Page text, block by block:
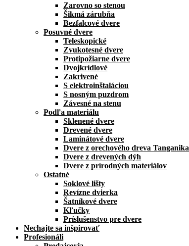
Zarovno so stenou
Šikmá zárubňa
Bezfalcové dvere
Posuvné dvere
Teleskopické
Zvukotesné dvere
Protipožiarne dvere
Dvojkrídlové
Zakrivené
S elektroinštaláciou
S nosným puzdrom
Závesné na stenu
Podľa materiálu
Sklenené dvere
Drevené dvere
Laminátové dvere
Dvere z orechového dreva Tanganika
Dvere z drevených dýh
Dvere z prírodných materiálov
Ostatné
Soklové lišty
Revízne dvierka
Šatníkové dvere
Kľučky
Príslušenstvo pre dvere
Nechajte sa inšpirovať
Profesionáli